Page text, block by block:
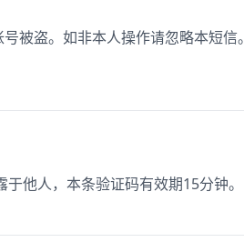
被盗。如非本人操作请忽略本短信。
他人，本条验证码有效期15分钟。